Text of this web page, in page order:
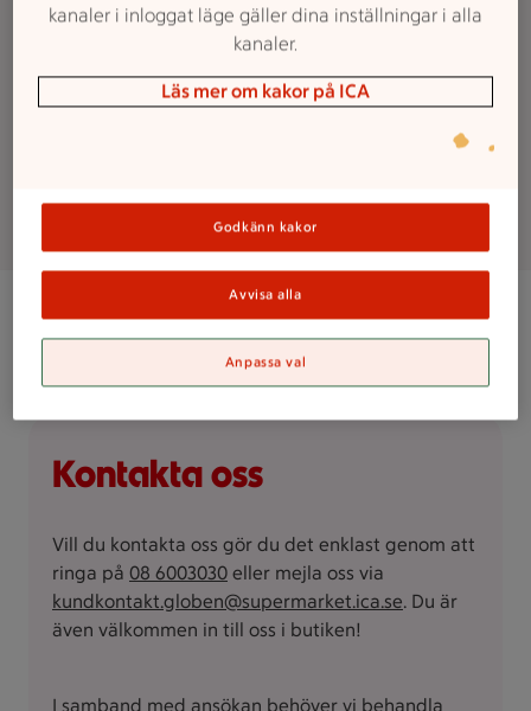
Vill du bli en del av ICA
Supermarket-familjen? Vi letar alltid
efter nya engagerade kollegor till
Kontakta oss
Vill du kontakta oss gör du det enklast genom att
ringa på 08 6003030 eller mejla oss via
kundkontakt.globen@supermarket.ica.se. Du är
även välkommen in till oss i butiken!
I samband med ansökan behöver vi behandla
kanaler i inloggat läge gäller dina inställningar i alla
kanaler.
Läs mer om kakor på ICA
Godkänn kakor
Avvisa alla
Anpassa val